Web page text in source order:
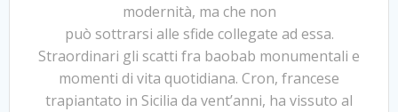
modernità, ma che non
può sottrarsi alle sfide collegate ad essa.
Straordinari gli scatti fra baobab monumentali e
momenti di vita quotidiana. Cron, francese
trapiantato in Sicilia da vent’anni, ha vissuto al